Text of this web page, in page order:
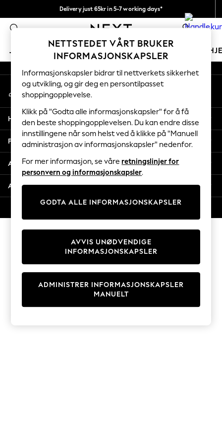
Delivery just 65kr in 5-7 working days*
Vi betaler alle tollavgifter 0
JENTER GUTTER BABY KVINNER
GIRLS
New In
50 - 92cm
98 - 110cm
116 - 134cm
140 - 174cm
Trending: Top & Short Sets
Trending: Clogs
Toy Story
THE SET
Coats & Jackets
Sweatshirts & Hoodies
Knitwear
Cardigans
Dresses
Sets & Outfits
T-Shirts
An error occurred on client
Våre sosiale nettverk
Min konto
Logg inn på kontoen din
Hjelp
Personvern & Juridisk
Avdelinger
Andre tjenester
NETTSTEDET VÅRT BRUKER
INFORMASJONSKAPSLER
Informasjonskapsler bidrar til nettverkets sikkerhet
og utvikling, og gir deg en persontilpasset
shoppingopplevelse.
Klikk på "Godta alle informasjonskapsler" for å få
den beste shoppingopplevelsen. Du kan endre disse
innstillingene når som helst ved å klikke på "Manuell
administrasjon av informasjonskapsler" nedenfor.
For mer informasjon, se våre retningslinjer for
personvern og informasjonskapsler.
GODTA ALLE INFORMASJONSKAPSLER
ADMINISTRER INFORMASJONSKAPSLER
MANUELT
AVVIS UNØDVENDIGE
INFORMASJONSKAPSLER